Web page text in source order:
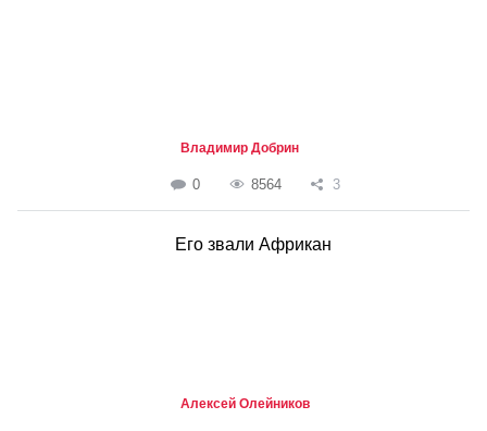
Владимир Добрин
0 8564 3
Его звали Африкан
Алексей Олейников